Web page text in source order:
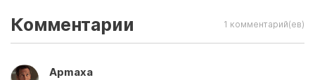
Комментарии 1 комментарий(ев)
Apmaxa